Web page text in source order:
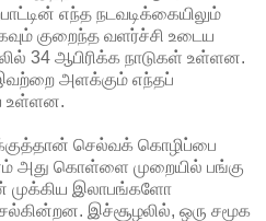
எந்த நடவடிக்கையிலும்
குறைந்த வளர்ச்சி உடைய
34 ஆபிரிக்க நாடுகள் உள்ளன.
அளக்கும் எந்தப்
உள்ளன.
செல்வக் கொழிப்பை
அது கொள்ளை முறையில் பங்கு
முக்கிய இலாபங்களோ
இச்சூழலில், ஒரு சமூக